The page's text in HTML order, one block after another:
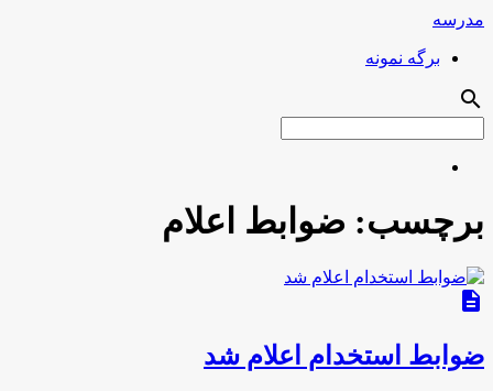
مدرسه
برگه نمونه
search
برچسب: ضوابط اعلام
description
ضوابط استخدام اعلام شد